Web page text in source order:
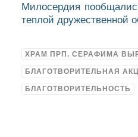
Милосердия
теплой дружественной
ХРАМ ПРП. СЕРАФИМА
БЛАГОТВОРИТЕЛЬНАЯ
БЛАГОТВОРИТЕЛЬНОСТЬ